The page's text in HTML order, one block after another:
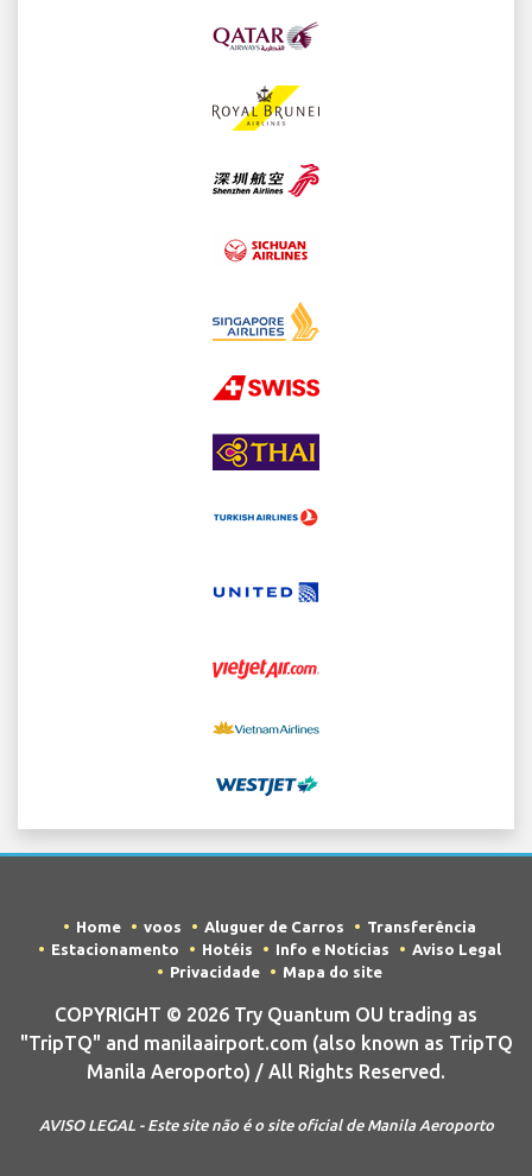
Home voos Aluguer de Carros
Transferência
Estacionamento
Hotéis Info e Notícias
Aviso Legal
Privacidade
Mapa do site
COPYRIGHT © 2026 Try Quantum OU trading as
"TripTQ" and manilaairport.com (also known as TripTQ
Manila Aeroporto) / All Rights Reserved.
AVISO LEGAL - Este site não é o site oficial de Manila Aeroporto